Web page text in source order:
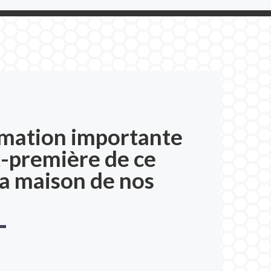
nos rêves" À l'occasion [...]
importante
première de ce
maison de nos